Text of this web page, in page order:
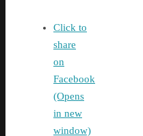
Click to
share
on
Facebook
(Opens
in new
window)